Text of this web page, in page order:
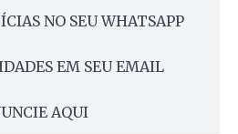
NO SEU WHATSAPP
EM SEU EMAIL
AQUI